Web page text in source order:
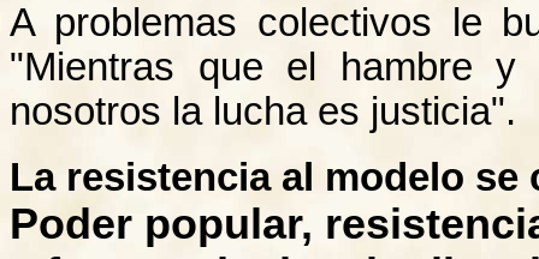
A problemas colectivos le
"Mientras que el hambre y
nosotros la lucha es justicia".
La resistencia al modelo se
Poder popular,